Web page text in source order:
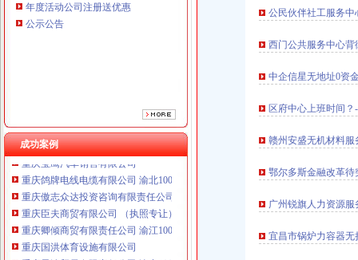
年度活动公司注册送优惠
公示公告
成功案例
重庆鸽牌电线电缆有限公司 渝北10010万 (进出口权)
重庆傲志众达投资咨询有限责任公司 渝九1000万 （增资）
重庆臣夫商贸有限公司 （执照专让）
重庆卿倾商贸有限责任公司 渝江100万 （工商注册）
重庆国洪体育设施有限公司
重庆星竣贸易有限责任公司 渝中100万 （进出口权）
公民伙伴社工服务中
西门公共服务中心
中企信星无地址0资
区府中心上班时间
赣州安盛无机材料服
鄂尔多斯金融改革
广州锐旗人力资源服
宜昌市锅炉力容器无